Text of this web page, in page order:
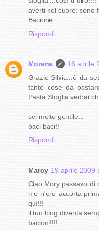
averti nel cuore: sono
Bacione
Rispondi
Morena
16 aprile
Grazie Silvia...è da
tante cose da
Pasta Sfoglia vedrai
sei molto gentile...
baci baci!!
Rispondi
Marcy 19 aprile 2009
Ciao Mory passavo di
me n'ero accorta
quì!!!
il tuo blog diventa
bacioni!!!!